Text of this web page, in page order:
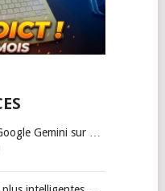
Gemini sur …